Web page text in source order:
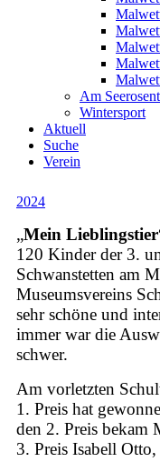
Am
Wintersport
Aktuell
Suche
Verein
2024
„Mein Lieblingstier
120 Kinder der 3.
Schwanstetten am
Museumsvereins
sehr schöne und
immer war die
schwer.
Am vorletzten
1. Preis hat
den 2. Preis bekam
3. Preis Isabell